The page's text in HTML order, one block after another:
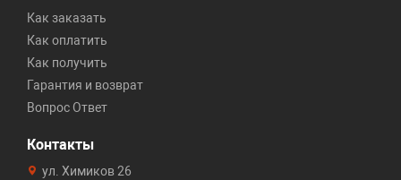
Как заказать
Как оплатить
Как получить
Гарантия и возврат
Вопрос Ответ
Контакты
ул. Химиков 26